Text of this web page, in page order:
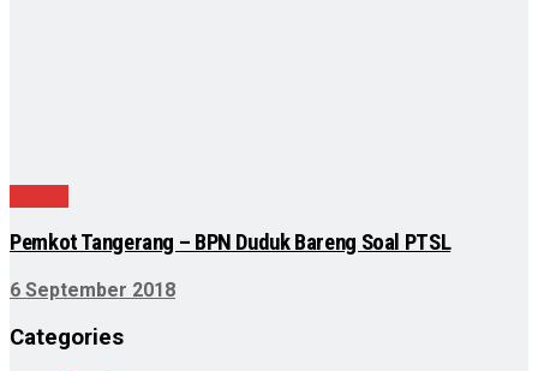
Pemkot Tangerang – BPN Duduk Bareng Soal PTSL
6 September 2018
Categories